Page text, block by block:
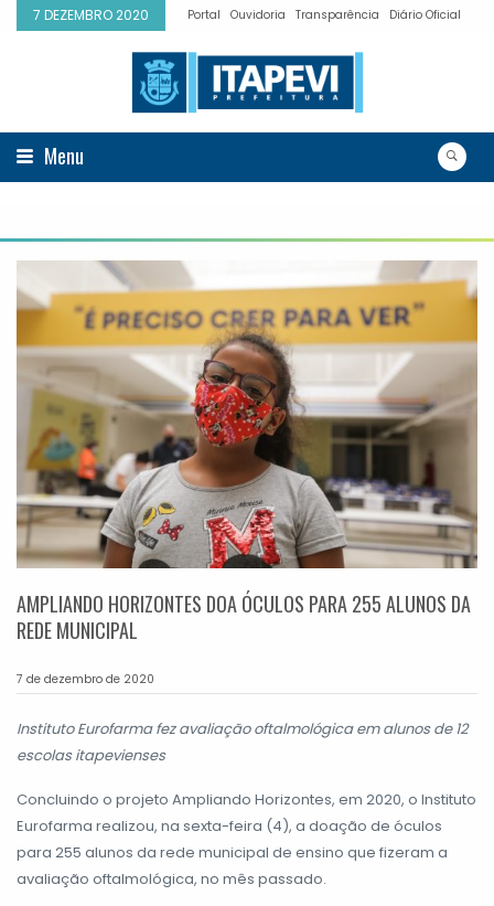
7 DEZEMBRO 2020 Portal Ouvidoria Transparência Diário Oficial
Menu
AMPLIANDO HORIZONTES DOA ÓCULOS PARA 255 ALUNOS DA
REDE MUNICIPAL
7 de dezembro de 2020
Instituto Eurofarma fez avaliação oftalmológica em alunos de 12
escolas itapevienses
Concluindo o projeto Ampliando Horizontes, em 2020, o Instituto
Eurofarma realizou, na sexta-feira (4), a doação de óculos
para 255 alunos da rede municipal de ensino que fizeram a
avaliação oftalmológica, no mês passado.